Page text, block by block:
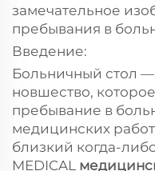
замечательное
пребывания в
Введение:
Больничный стол —
новшество,
пребывание в
медицинских
близкий когда-
MEDICAL